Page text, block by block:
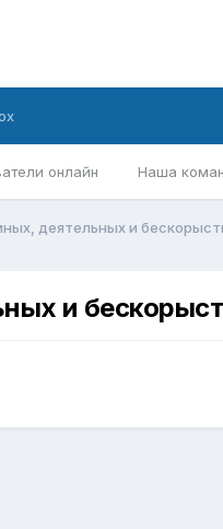
онлайн Наша
деятельных и
и